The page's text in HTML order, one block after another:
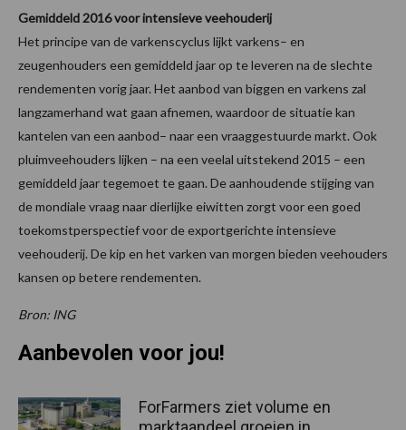
Gemiddeld 2016 voor intensieve veehouderij
Het principe van de varkenscyclus lijkt varkens– en
zeugenhouders een gemiddeld jaar op te leveren na de slechte
rendementen vorig jaar. Het aanbod van biggen en varkens zal
langzamerhand wat gaan afnemen, waardoor de situatie kan
kantelen van een aanbod– naar een vraaggestuurde markt. Ook
pluimveehouders lijken – na een veelal uitstekend 2015 – een
gemiddeld jaar tegemoet te gaan. De aanhoudende stijging van
de mondiale vraag naar dierlijke eiwitten zorgt voor een goed
toekomstperspectief voor de exportgerichte intensieve
veehouderij. De kip en het varken van morgen bieden veehouders
kansen op betere rendementen.
Bron: ING
Aanbevolen voor jou!
ForFarmers ziet volume en